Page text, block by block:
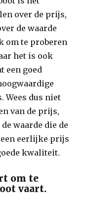
over de prijs,
de waarde
om te proberen
het is ook
een goed
Wees dus niet
van de prijs,
waarde die de
een eerlijke prijs
kwaliteit.
om te
vaart.